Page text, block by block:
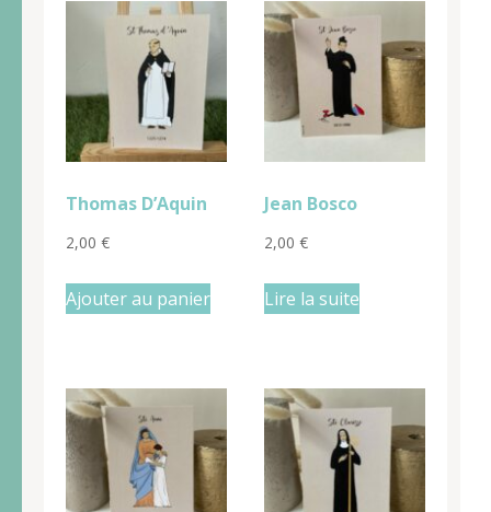
Thomas D’Aquin
2,00 €
Ajouter au panier
Jean Bosco
2,00 €
Lire la suite